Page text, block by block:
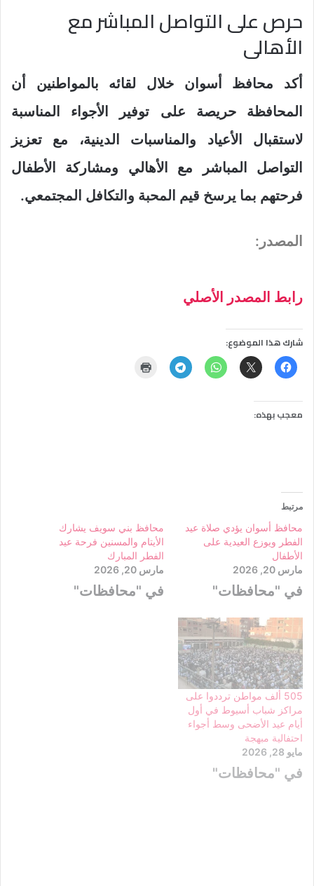
حرص على التواصل المباشر مع
الأهالى
أكد محافظ أسوان خلال لقائه بالمواطنين أن
المحافظة حريصة على توفير الأجواء المناسبة
لاستقبال الأعياد والمناسبات الدينية، مع تعزيز
التواصل المباشر مع الأهالي ومشاركة الأطفال
فرحتهم بما يرسخ قيم المحبة والتكافل المجتمعي.
المصدر:
رابط المصدر الأصلي
شارك هذا الموضوع:
معجب بهذه:
مرتبط
محافظ أسوان يؤدي صلاة عيد
الفطر ويوزع العيدية على
الأطفال
مارس 20, 2026
في "محافظات"
محافظ بني سويف يشارك
الأيتام والمسنين فرحة عيد
الفطر المبارك
مارس 20, 2026
في "محافظات"
505 ألف مواطن ترددوا على
مراكز شباب أسيوط في أول
أيام عيد الأضحى وسط أجواء
احتفالية مبهجة
مايو 28, 2026
في "محافظات"